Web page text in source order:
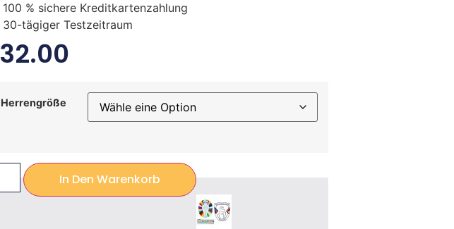
100 % sichere Kreditkartenzahlung
30-tägiger Testzeitraum
32.00
Herrengröße
In Den Warenkorb